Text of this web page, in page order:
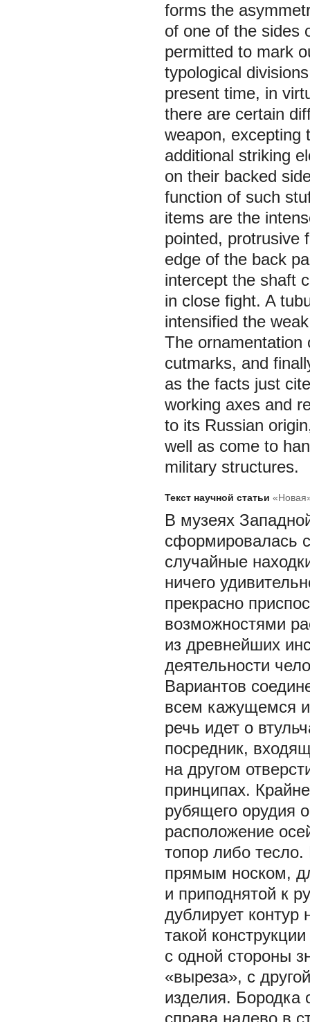
forms the
of one of the sides
permitted to mark
typological
present time, in
there are certain
weapon, excepting
additional striking
on their backed
function of such
items are the
pointed, protrusive
edge of the back
intercept the shaft
in close fight. A
intensified the
The ornamentation
cutmarks, and
as the facts just
working axes and
to its Russian
well as come to
military structures.
Текст научной статьи
В музеях
сформировалась
случайные
ничего
прекрасно
возможностями
из древнейших
деятельности
Вариантов
всем кажущемся
речь идет о
посредник,
на другом
принципах.
рубящего орудия
расположение
топор либо
прямым носком,
и приподнятой к
дублирует контур
такой
с одной стороны
«выреза», с
изделия. Бородка
справа налево в